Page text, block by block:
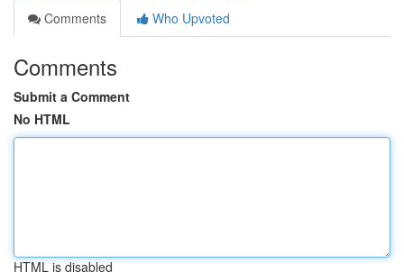
Comments
Who Upvoted
Comments
Submit a Comment
No HTML
HTML is disabled